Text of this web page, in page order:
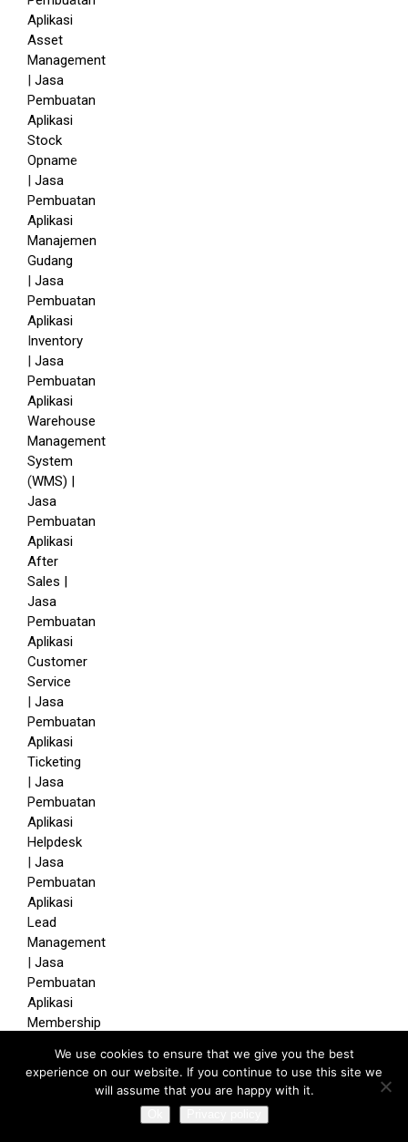
We use cookies to ensure that we give you the best
experience on our website. If you continue to use this site we
will assume that you are happy with it.